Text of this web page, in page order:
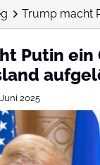
Trump macht
Putin
2025